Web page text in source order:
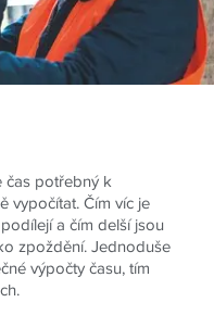
čas potřebný k
vypočítat. Čím víc je
a čím delší jsou
zpoždění. Jednoduše
výpočty času, tím